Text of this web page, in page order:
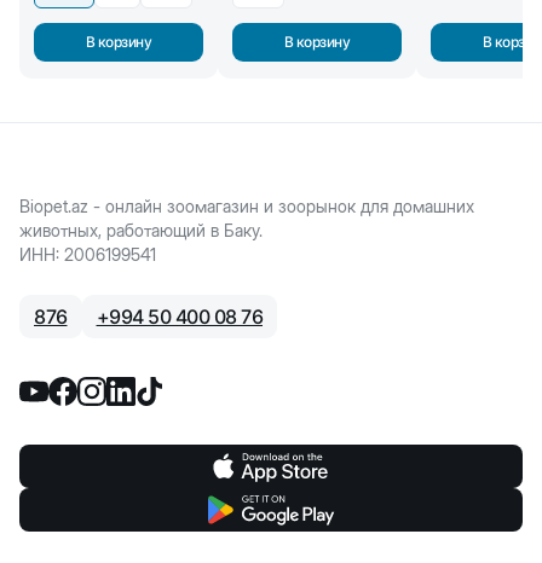
В корзину В корзину В
Biopet.az - онлайн зоомагазин и зоорынок для домашних
животных, работающий в Баку.
ИНН: 2006199541
876 +994 50 400 08 76